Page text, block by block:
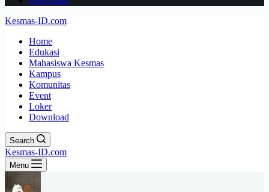
Kesmas-ID.com
Home
Edukasi
Mahasiswa Kesmas
Kampus
Komunitas
Event
Loker
Download
Search
Kesmas-ID.com
Menu